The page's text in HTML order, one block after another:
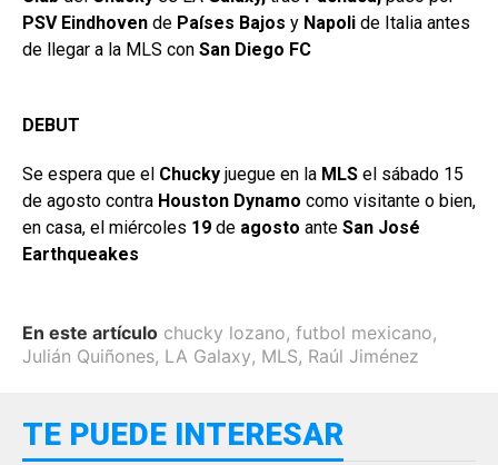
PSV Eindhoven de Países Bajos y Napoli de Italia antes
de llegar a la MLS con San Diego FC
DEBUT
Se espera que el Chucky juegue en la MLS el sábado 15
de agosto contra Houston Dynamo como visitante o bien,
en casa, el miércoles 19 de agosto ante San José
Earthqueakes
En este artículo chucky lozano, futbol mexicano,
Julián Quiñones, LA Galaxy, MLS, Raúl Jiménez
TE PUEDE INTERESAR